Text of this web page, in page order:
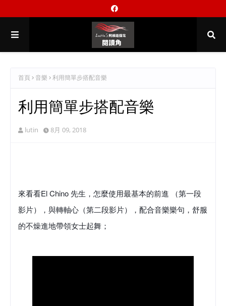
首頁 音樂 利用簡單步搭配音樂
利用簡單步搭配音樂
lutin 8月 09, 2018
來看看El Chino 先生，怎麼使用最基本的前進 （第一段
影片），與轉軸心（第二段影片），配合音樂樂句，舒服
的不燥進地帶領女士起舞；